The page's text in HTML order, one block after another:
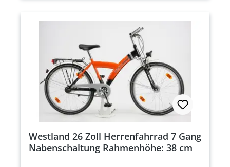
Westland 26 Zoll Herrenfahrrad 7 Gang
Nabenschaltung Rahmenhöhe: 38 cm